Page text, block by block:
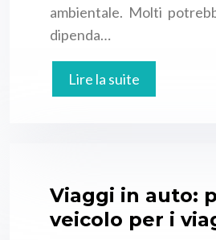
ambientale. Molti
dipenda…
Lire la suite
Viaggi in auto:
veicolo per i